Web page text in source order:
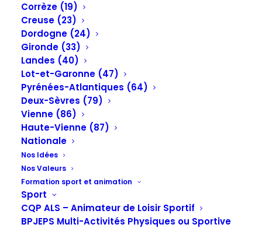
Corrèze (19)
Creuse (23)
Dordogne (24)
Gironde (33)
Landes (40)
Lot-et-Garonne (47)
Pyrénées-Atlantiques (64)
Deux-Sèvres (79)
Vienne (86)
Haute-Vienne (87)
Nationale
Nos Idées
Nos Valeurs
Formation sport et animation
Sport
CQP ALS – Animateur de Loisir Sportif
BPJEPS Multi-Activités Physiques ou Sportive
Jour : 24 avril, 2017